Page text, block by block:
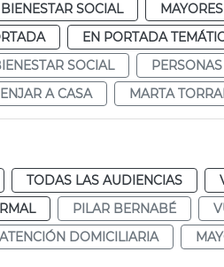
BIENESTAR SOCIAL
MAYORES
EN PORTADA
SOCIAL
A CASA
MARTA
TODAS LAS AUDIENCIAS
PILAR BERNABÉ
DOMICILIARIA